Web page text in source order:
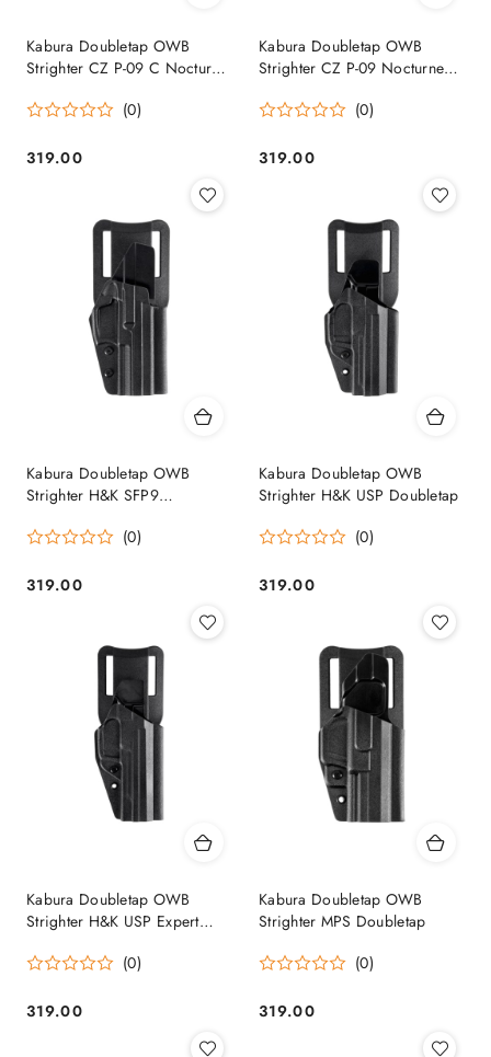
Kabura Doubletap OWB
Strighter CZ P-09 C Nocturne
(0)
Cena:
319.00
Kabura Doubletap OWB
Strighter CZ P-09 Nocturne
(0)
Cena:
319.00
Kabura Doubletap OWB
Strighter H&K SFP9
(0)
Cena:
319.00
Kabura Doubletap OWB
Strighter H&K USP Doubletap
(0)
Cena:
319.00
Kabura Doubletap OWB
Strighter H&K USP Expert
(0)
Cena:
319.00
Kabura Doubletap OWB
Strighter MPS Doubletap
(0)
Cena:
319.00